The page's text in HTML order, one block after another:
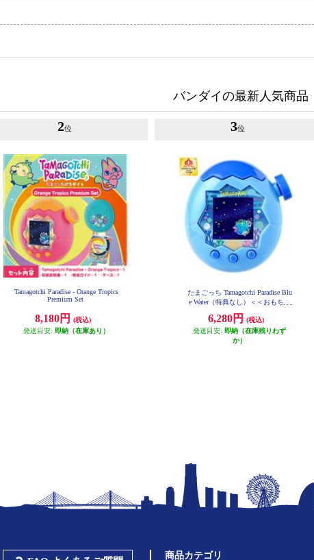
バンダイの最新人気商品
2位
Tamagotchi Paradise - Orange Tropics
Premium Set
8,180円
(税込)
発送目安: 即納（在庫あり）
3位
たまごっち Tamagotchi Paradise Blu
e Water（特典なし）＜＜おもちゃ
6,280円
(税込)
発送目安: 即納（在庫残りわず
か）
商品カテゴリ